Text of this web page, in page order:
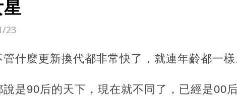
23
什麼更新換代都非常快了，就連年齡都一樣
說是90后的天下，現在就不同了，已經是00后